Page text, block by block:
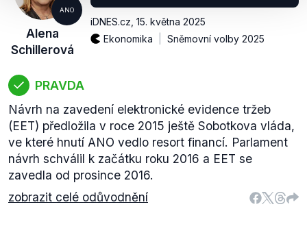
ANO
Alena
Schillerová
iDNES.cz 15. května 2025
Ekonomika
Sněmovní volby 2025
PRAVDA
Návrh na zavedení elektronické evidence tržeb
(EET) předložila v roce 2015 ještě Sobotkova vláda,
ve které hnutí ANO vedlo resort financí. Parlament
návrh schválil k začátku roku 2016 a EET se
zavedla od prosince 2016.
zobrazit celé odůvodnění